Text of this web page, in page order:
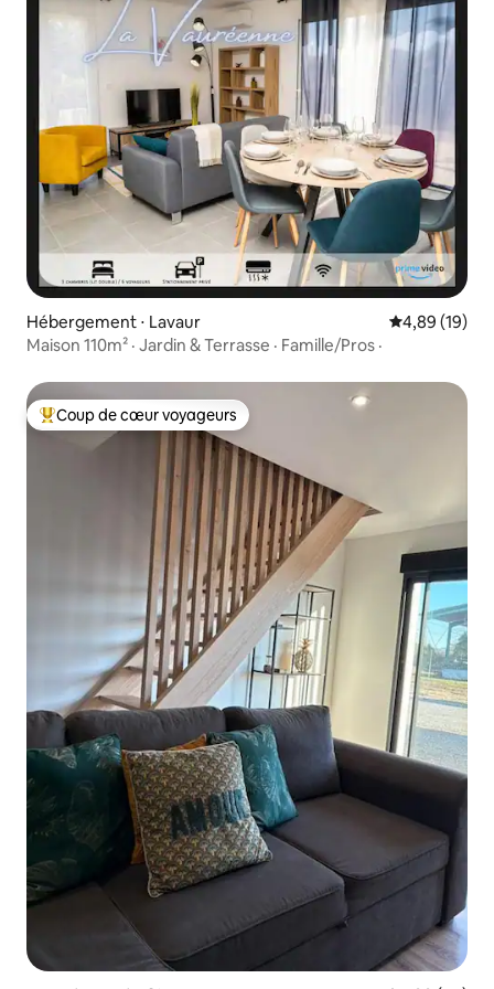
Hébergement ⋅ Lavaur Évaluation
4,89 (19)
Maison 110m² · Jardin & Terrasse · Famille/Pros ·
Coups de cœur voyageurs les plus appréciés
Coup de cœur voyageurs